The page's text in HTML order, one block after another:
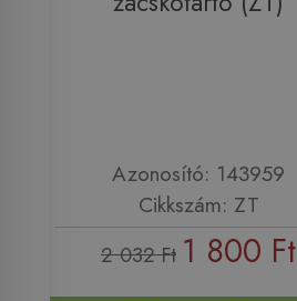
Azonosító: 143959
Cikkszám: ZT
2 032 Ft 1 800 Ft